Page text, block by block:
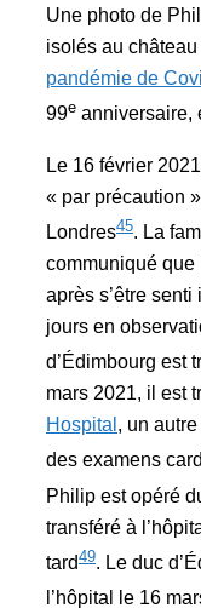
Une photo de
isolés au
pandémie de
99e anniversaire,
Le 16 février
« par précaution
Londres45. La
communiqué que
après s’être
jours en
d’Édimbourg est
mars 2021, il est
Hospital , un
des examens
Philip est opéré
transféré à
tard49. Le duc
l’hôpital le 16